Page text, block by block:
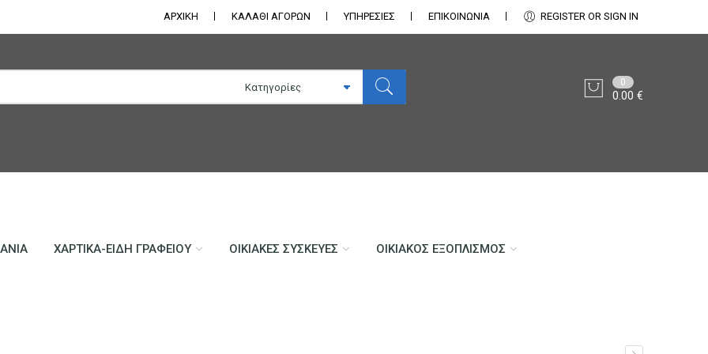
ΑΡΧΙΚΗ ΚΑΛΑΘΙ ΑΓΟΡΩΝ ΥΠΗΡΕΣΙΕΣ ΕΠΙΚΟΙΝΩΝΊΑ REGISTER OR SIGN IN
0
0.00€
ΧΑΡΤΙΚΆ-ΕΊΔΗ ΓΡΑΦΕΊΟΥ ΟΙΚΙΑΚΈΣ ΣΥΣΚΕΥΈΣ ΟΙΚΙΑΚΌΣ ΕΞΟΠΛΙΣΜΌΣ